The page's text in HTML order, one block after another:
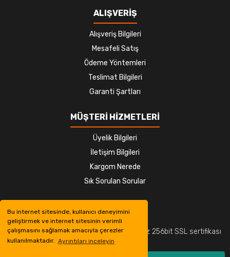
Bu internet sitesinde, kullanıcı deneyimini
geliştirmek ve internet sitesinin verimli
çalışmasını sağlamak amacıyla çerezler
kullanılmaktadır. Ayrıntıları inceleyin
ALIŞVERİŞ
Alışveriş Bilgileri
Mesafeli Satış
Ödeme Yöntemleri
Teslimat Bilgileri
Garanti Şartları
MÜŞTERİ HİZMETLERİ
Üyelik Bilgileri
İletişim Bilgileri
Kargom Nerede
Sık Sorulan Sorular
© Tüm hakları saklıdır. Kredi kartı bilgileriniz 256bit SSL sertifikası
ile korunmaktadır.